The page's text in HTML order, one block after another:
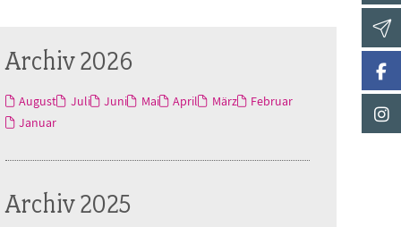
Archiv 2026
August Juli Juni Mai April März
Februar
Januar
Archiv 2025